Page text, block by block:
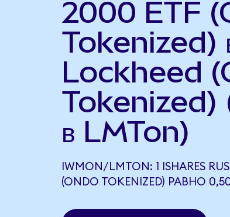
2000 ETF
Tokenized)
Lockheed
Tokenized)
в LMTon)
IWMON/LMTON: 1 ISHARES
(ONDO TOKENIZED) РАВНО